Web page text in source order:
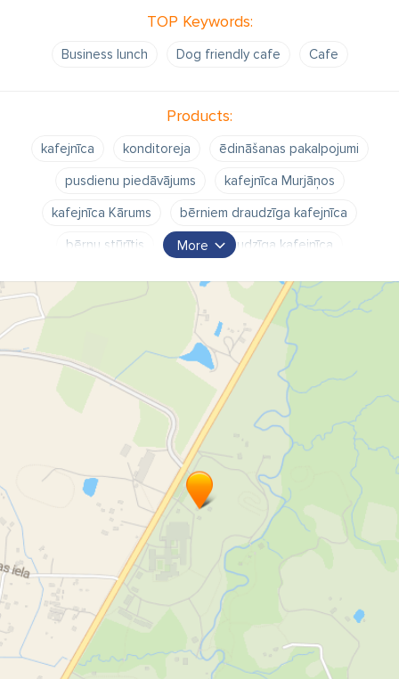
TOP Keywords:
Business lunch Dog friendly cafe Cafe
Products:
kafejnīca konditoreja
ēdināšanas pakalpojumi
pusdienu piedāvājums
kafejnīca Murjāņos
kafejnīca Kārums
bērniem draudzīga kafejnīca
bērnu stūrītis
suņiem draudzīga kafejnīca
kafejnīcā 100 sēdvietu
jauka vietiņa Murjāņos
ēdināšanas pakalpojumi pasākumiem
ēdienkarte
dienas piedāvājums
pusdienu piedāvājums
siltie ēdieni
zupa otrais ēdiens
konditorejas izstrādājumi
kūkas
smalkmaizītes
uzkodas tortes
plātsmaizes
pīrāgi
svinības
dzimšanas dienas svinības
bērnu ballītes
apkalpošana
galdu klāšana
ēdiens līdzņemšanai
telpas pasākumiem
Ar mīlestību gatavots ēdiens
More